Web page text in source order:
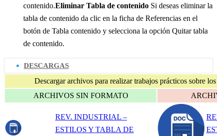
contenido.Eliminar Tabla de contenido Si deseas eliminar la
tabla de contenido da clic en la ficha de Referencias en el
botón de Tabla contenido y selecciona la opción Quitar tabla
de contenido.
DESCARGAS
Descargar archivos para realizar trabajos prácticos sobre
ARCHIVOS SIN FORMATO
REV. INDUSTRIAL –
ESTILOS Y TABLA DE